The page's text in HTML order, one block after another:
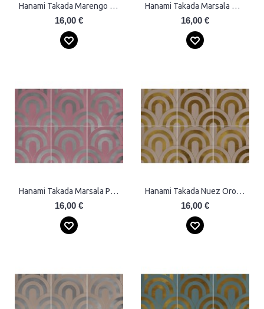
Hanami Takada Marengo Plata Plytelės
16,00 €
Hanami Takada Marsala Oro Plytelės
16,00 €
Hanami Takada Marsala Plata Plytelės
16,00 €
Hanami Takada Nuez Oro Plytelės
16,00 €